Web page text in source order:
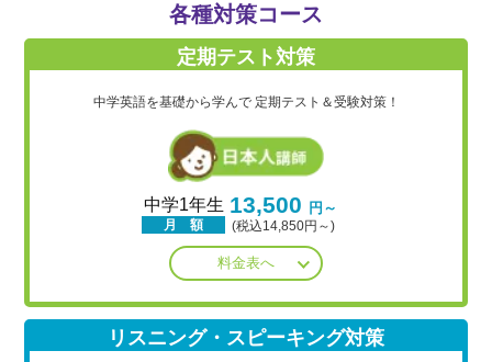
各種対策コース
定期テスト対策
中学英語を基礎から学んで 定期テスト＆受験対策！
中学1年生
月 額
13,500 円～
(税込14,850円～)
料金表へ
リスニング・スピーキング対策